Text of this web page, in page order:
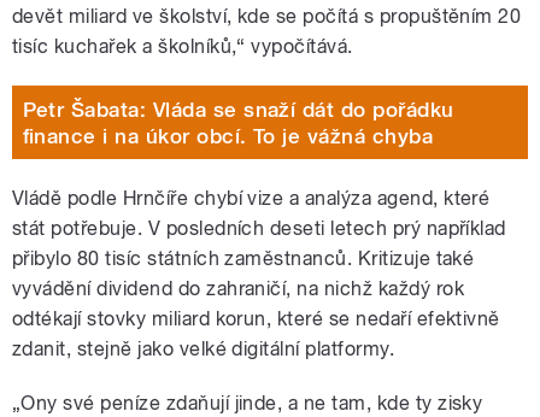
devět miliard ve školství, kde se počítá s propuštěním 20
tisíc kuchařek a školníků,“ vypočítává.
Petr Šabata: Vláda se snaží dát do pořádku
finance i na úkor obcí. To je vážná chyba
Vládě podle Hrnčíře chybí vize a analýza agend, které
stát potřebuje. V posledních deseti letech prý například
přibylo 80 tisíc státních zaměstnanců. Kritizuje také
vyvádění dividend do zahraničí, na nichž každý rok
odtékají stovky miliard korun, které se nedaří efektivně
zdanit, stejně jako velké digitální platformy.
„Ony své peníze zdaňují jinde, a ne tam, kde ty zisky